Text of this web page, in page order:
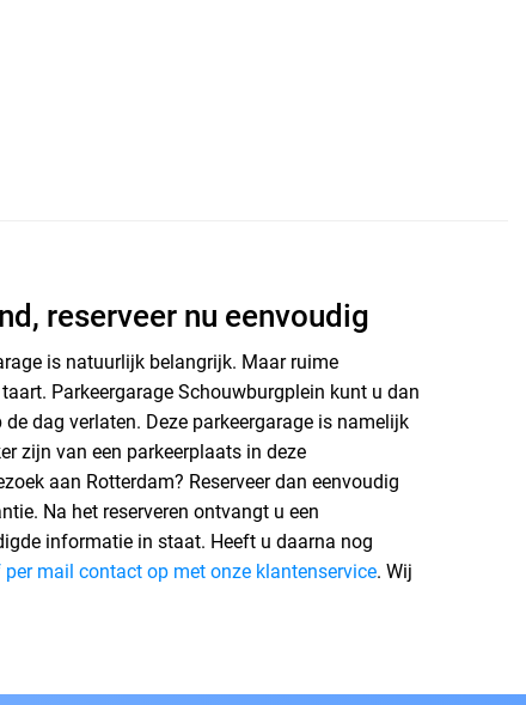
reserveer nu eenvoudig
is natuurlijk belangrijk. Maar ruime
Parkeergarage Schouwburgplein kunt u dan
dag verlaten. Deze parkeergarage is namelijk
zijn van een parkeerplaats in deze
aan Rotterdam? Reserveer dan eenvoudig
Na het reserveren ontvangt u een
informatie in staat. Heeft u daarna nog
mail contact op met onze klantenservice. Wij